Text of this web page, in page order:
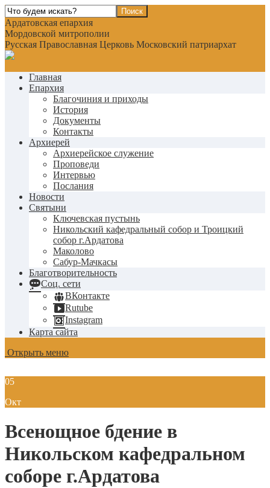
Ардатовская епархия
Мордовской митрополии
Русская Православная Церковь Московский патриархат
Главная
Епархия
Благочиния и приходы
История
Документы
Контакты
Архиерей
Архиерейское служение
Проповеди
Интервью
Послания
Новости
Святыни
Ключевская пустынь
Никольский кафедральный собор и Троицкий
собор г.Ардатова
Маколово
Сабур-Мачкасы
Благотворительность
Соц. сети
ВКонтакте
Rutube
Instagram
Карта сайта
Открыть меню
05
Окт
Всенощное бдение в
Никольском кафедральном
соборе г.Ардатова